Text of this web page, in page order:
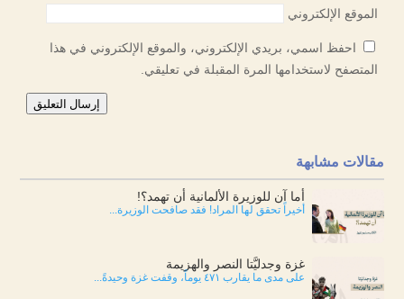
مقالات مشابهة
أما آن للوزيرة الألمانية أن تهمد؟!
أخيراً تحقق لها المراد! فقد صافحت الوزيرة...
غزة وجدليَّتا النصر والهزيمة
على مدى ما يقارب ٤٧١ يوماً، وقفت غزة وحيدةً...
الموقع الإلكتروني
احفظ اسمي، بريدي الإلكتروني، والموقع الإلكتروني في هذا
المتصفح لاستخدامها المرة المقبلة في تعليقي.
إرسال التعليق